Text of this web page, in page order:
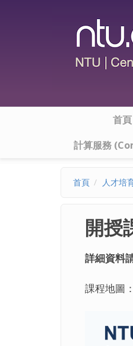
首
計算服務
首頁 人才培
開授
詳細資料
課程地圖：